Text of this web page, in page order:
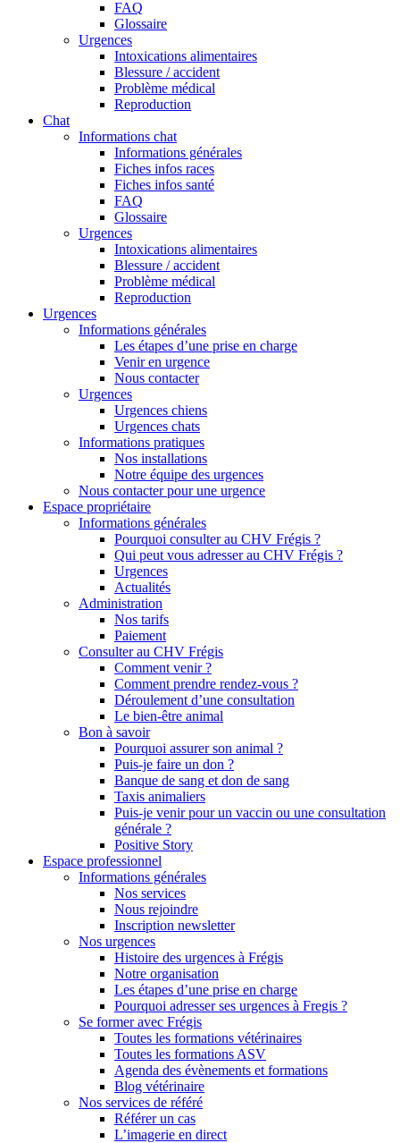
FAQ
Glossaire
Urgences
Intoxications alimentaires
Blessure / accident
Problème médical
Reproduction
Chat
Informations chat
Informations générales
Fiches infos races
Fiches infos santé
FAQ
Glossaire
Urgences
Intoxications alimentaires
Blessure / accident
Problème médical
Reproduction
Urgences
Informations générales
Les étapes d’une prise en charge
Venir en urgence
Nous contacter
Urgences
Urgences chiens
Urgences chats
Informations pratiques
Nos installations
Notre équipe des urgences
Nous contacter pour une urgence
Espace propriétaire
Informations générales
Pourquoi consulter au CHV Frégis ?
Qui peut vous adresser au CHV Frégis ?
Urgences
Actualités
Administration
Nos tarifs
Paiement
Consulter au CHV Frégis
Comment venir ?
Comment prendre rendez-vous ?
Déroulement d’une consultation
Le bien-être animal
Bon à savoir
Pourquoi assurer son animal ?
Puis-je faire un don ?
Banque de sang et don de sang
Taxis animaliers
Puis-je venir pour un vaccin ou une consultation
générale ?
Positive Story
Espace professionnel
Informations générales
Nos services
Nous rejoindre
Inscription newsletter
Nos urgences
Histoire des urgences à Frégis
Notre organisation
Les étapes d’une prise en charge
Pourquoi adresser ses urgences à Fregis ?
Se former avec Frégis
Toutes les formations vétérinaires
Toutes les formations ASV
Agenda des évènements et formations
Blog vétérinaire
Nos services de référé
Référer un cas
L’imagerie en direct